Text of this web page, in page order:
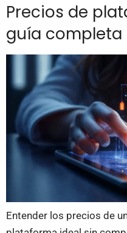
Precios de
guía completa
Entender los precios de